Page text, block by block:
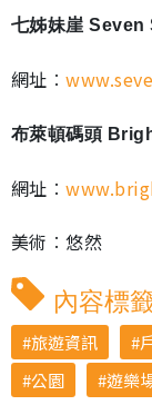
七姊妹崖
網址︰
布萊頓碼頭
網址︰
美術︰悠然
內容標
旅遊資訊
公園
遊樂